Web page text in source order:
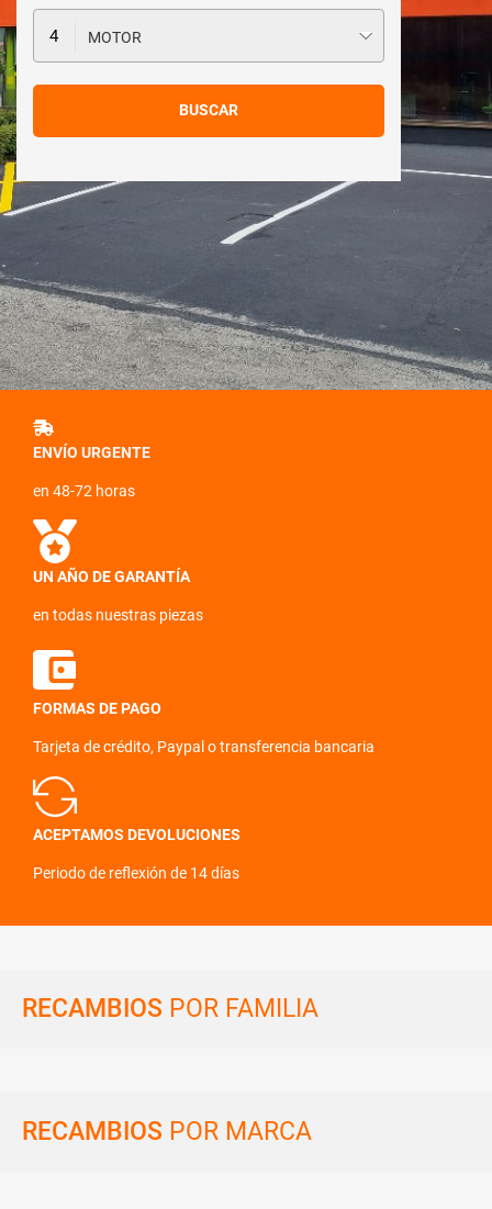
MOTOR
ENVÍO URGENTE
en 48-72 horas
UN AÑO DE GARANTÍA
en todas nuestras piezas
FORMAS DE PAGO
Tarjeta de crédito, Paypal o transferencia bancaria
ACEPTAMOS DEVOLUCIONES
Periodo de reflexión de 14 días
RECAMBIOS POR FAMILIA
RECAMBIOS POR MARCA